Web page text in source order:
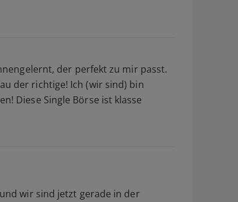
der perfekt zu mir passt.
der richtige! Ich (wir sind) bin
Diese Single Börse ist klasse
wir sind jetzt gerade in der